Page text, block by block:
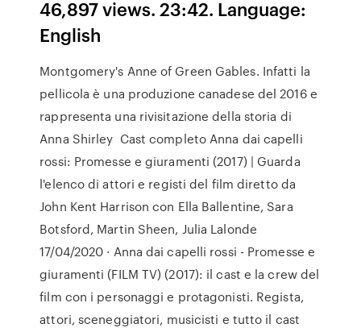
46,897 views. 23:42. Language:
English
Montgomery's Anne of Green Gables. Infatti la
pellicola è una produzione canadese del 2016 e
rappresenta una rivisitazione della storia di
Anna Shirley Cast completo Anna dai capelli
rossi: Promesse e giuramenti (2017) | Guarda
l'elenco di attori e registi del film diretto da
John Kent Harrison con Ella Ballentine, Sara
Botsford, Martin Sheen, Julia Lalonde
17/04/2020 · Anna dai capelli rossi - Promesse e
giuramenti (FILM TV) (2017): il cast e la crew del
film con i personaggi e protagonisti. Regista,
attori, sceneggiatori, musicisti e tutto il cast